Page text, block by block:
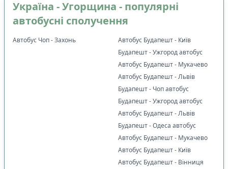
📍Основне, що впливає на вибір маршруту :
✅Виїзд і прибуття за конкретною адресою
✅Можна обрати місце
Можна з домашніми улюбленцями 0
0
Комфортабельний автобус 1
Додатковий простір для ніг
Україна - Угорщина - популярні
автобусні сполучення
Автобус Чоп - Захонь
Автобус Будапешт - Київ
Будапешт - Ужгород автобус
Автобус Будапешт - Мукачево
Автобус Будапешт - Львів
Будапешт - Чоп автобус
Будапешт - Ужгород автобус
Автобус Будапешт - Львів
Будапешт - Одеса автобус
Автобус Будапешт - Мукачево
Автобус Будапешт - Київ
Автобус Будапешт - Вінниця